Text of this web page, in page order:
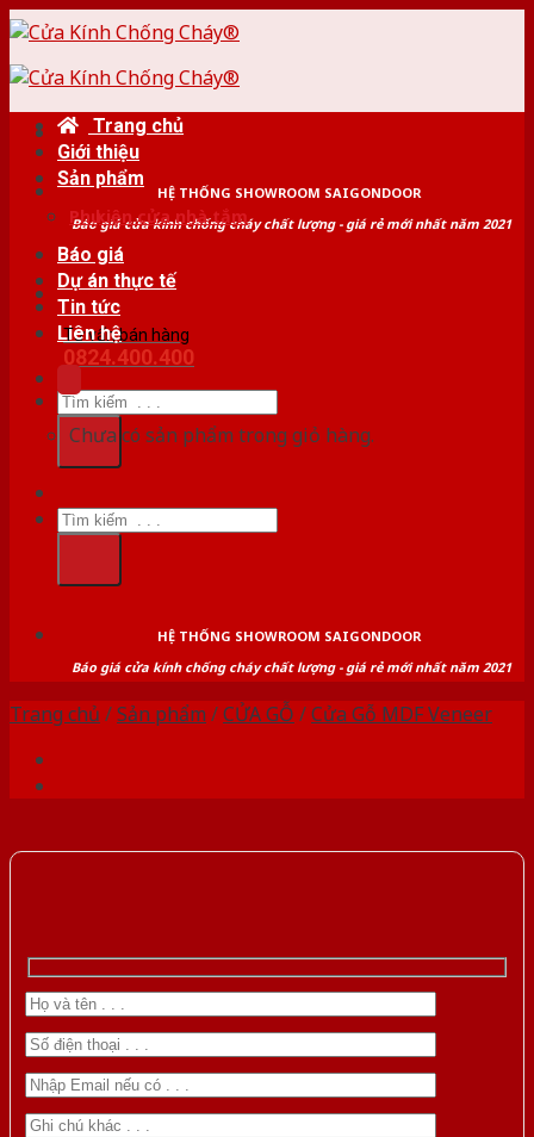
Skip
content
HỆ THỐNG SHOWROOM SAIGONDOOR
Báo giá cửa kính chống cháy chất lượng - giá rẻ mới nhất năm 2021
Tư vấn bán hàng
0824.400.400
Tìm
kiếm:
Trang chủ
Giới thiệu
Sản phẩm
Phụ kiện cửa nhà tắm
Báo giá
Dự án thực tế
Tin tức
Liên hệ
Chưa có sản phẩm trong giỏ hàng.
Tìm
kiếm:
HỆ THỐNG SHOWROOM SAIGONDOOR
Báo giá cửa kính chống cháy chất lượng - giá rẻ mới nhất năm 2021
Trang chủ /Sản phẩm /CỬA GỖ /Cửa Gỗ MDF Veneer